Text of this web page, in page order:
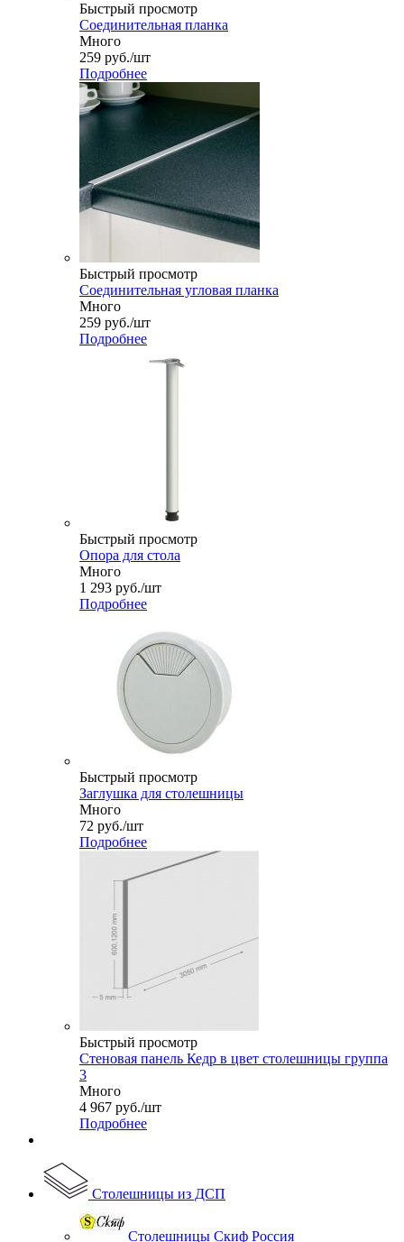
Быстрый просмотр
Соединительная планка
Много
259 руб./шт
Подробнее
Быстрый просмотр
Соединительная угловая планка
Много
259 руб./шт
Подробнее
Быстрый просмотр
Опора для стола
Много
1 293 руб./шт
Подробнее
Быстрый просмотр
Заглушка для столешницы
Много
72 руб./шт
Подробнее
Быстрый просмотр
Стеновая панель Кедр в цвет столешницы группа
3
Много
4 967 руб./шт
Подробнее
Столешницы из ДСП
Столешницы Скиф Россия